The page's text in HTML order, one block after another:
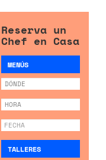
Reserva un
Chef en Casa
MENÚS
TALLERES